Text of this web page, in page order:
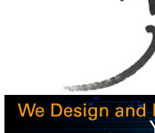
PRAJA.LK